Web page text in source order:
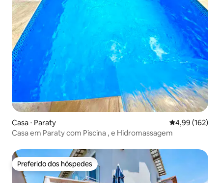
Casa ⋅ Paraty 4,99 de uma
4,99 (162)
Casa em Paraty com Piscina , e Hidromassagem
Preferido dos hóspedes
Preferido dos hóspedes